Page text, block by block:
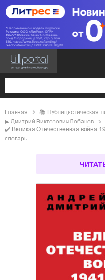
Главная 📚
публицистическая
▶ Дмитрий Викторович Лобанов
✔️ Великая Отечественная война
словарь